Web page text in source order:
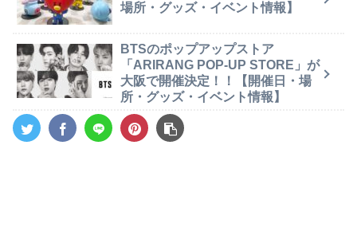
場所・グッズ・イベント情報】
BTSのポップアップストア
「ARIRANG POP-UP STORE」が
大阪で開催決定！！【開催日・場
所・グッズ・イベント情報】